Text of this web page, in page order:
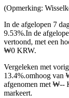
Futures met
(Opmerking:
In de afgelopen 7
9.53%.In de
vertoond, met een
₩0 KRW.
Vergeleken met
13.4%.omhoog van
afgenomen met ₩--
markeert.